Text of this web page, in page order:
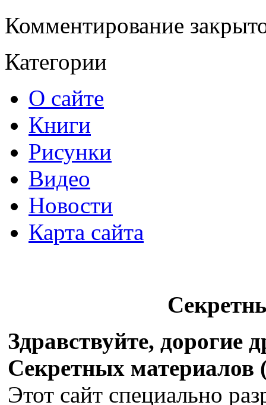
Комментирование
Категории
О сайте
Книги
Рисунки
Видео
Новости
Карта сайта
Здравствуйте, дорогие
Секретных материалов
Этот сайт специально